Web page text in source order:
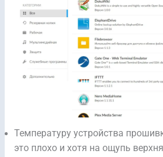
Температуру устройства
это плохо и хотя на ощупь